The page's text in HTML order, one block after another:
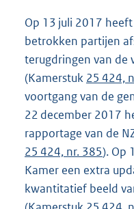
Op 13 juli 2017
betrokken partijen
terugdringen van de
(Kamerstuk 25 424,
voortgang van de
22 december 2017
rapportage van de
25 424, nr. 385). Op
Kamer een extra
kwantitatief beeld